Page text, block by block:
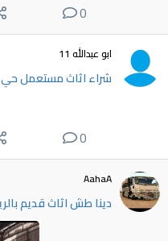
0
ابو عبدالله 11
شراء اثاث مستعمل حي الروابي
0
AahaA
دينا طش اثاث قديم بالرياض